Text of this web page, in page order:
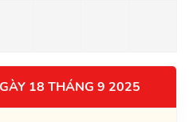
18 THÁNG 9 2025